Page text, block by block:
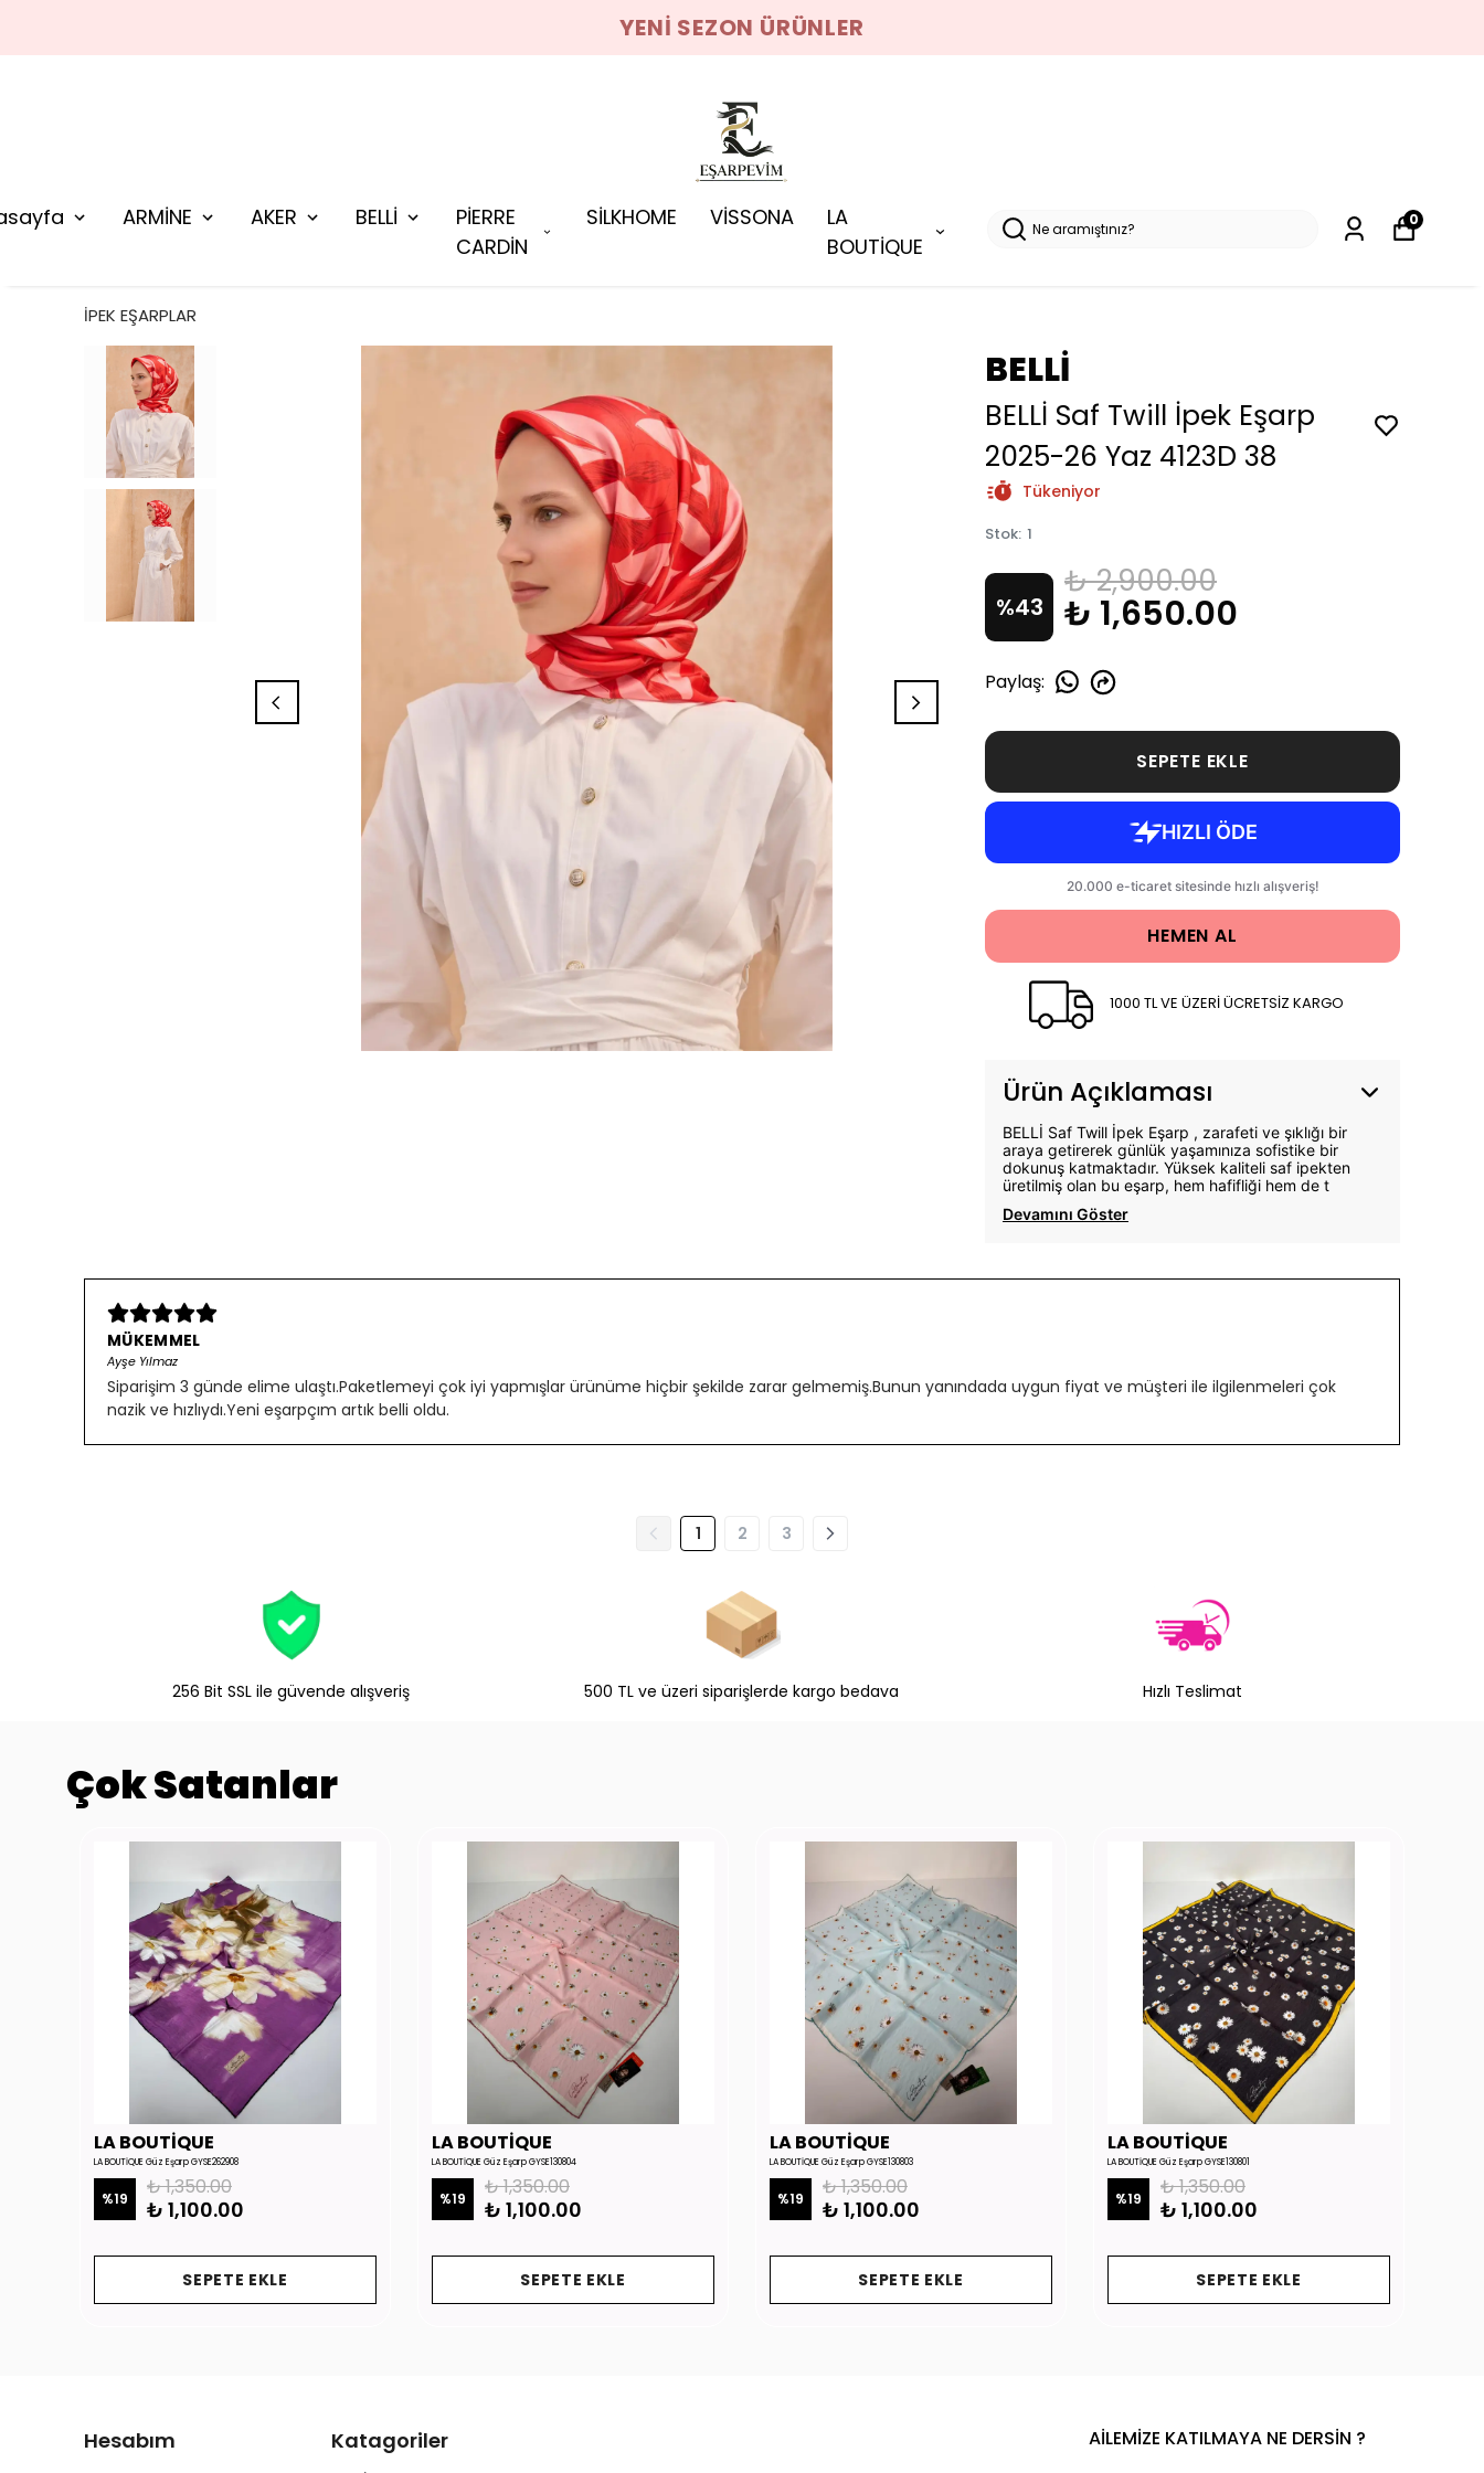
YENI SEZON ÜRÜNLER
ARMİNE AKER BELLİ
PİERRE
CARDİN
SİLKHOME VİSSONA
LA
BOUTİQUE
0
İPEK EŞARPLAR
BELLİ
BELLİ Saf Twill İpek Eşarp
2025-26 Yaz 4123D 38
Tükeniyor
Stok: 1
%43
₺ 2,900.00
₺ 1,650.00
Paylaş:
SEPETE EKLE
HEMEN AL
1000 TL VE ÜZERİ ÜCRETSİZ KARGO
Ürün Açıklaması
BELLİ Saf Twill İpek Eşarp , zarafeti ve şıklığı bir
araya getirerek günlük yaşamınıza sofistike bir
dokunuş katmaktadır. Yüksek kaliteli saf ipekten
üretilmiş olan bu eşarp, hem hafifliği hem de t
Devamını Göster
MÜKEMMEL
Ayşe Yılmaz
Siparişim 3 günde elime ulaştı.Paketlemeyi çok iyi yapmışlar ürünüme hiçbir şekilde zarar gelmemiş.Bunun yanındada uygun fiyat ve müşteri ile ilgilenmeleri çok
nazik ve hızlıydı.Yeni eşarpçım artık belli oldu.
1 2 3
256 Bit SSL ile güvende alışveriş 500 TL ve üzeri siparişlerde kargo bedava Hızlı Teslimat
Çok Satanlar
LA BOUTİQUE
LA BOUTİQUE Güz Eşarp GYSE262908
%19 ₺ 1,350.00
₺ 1,100.00
SEPETE EKLE
LA BOUTİQUE
LA BOUTİQUE Güz Eşarp GYSE130804
%19 ₺ 1,350.00
₺ 1,100.00
SEPETE EKLE
LA BOUTİQUE
LA BOUTİQUE Güz Eşarp GYSE130803
%19 ₺ 1,350.00
₺ 1,100.00
SEPETE EKLE
LA BOUTİQUE
LA BOUTİQUE Güz Eşarp GYSE130801
%19 ₺ 1,350.00
₺ 1,100.00
SEPETE EKLE
Hesabım Katagoriler AİLEMİZE KATILMAYA NE DERSİN ?